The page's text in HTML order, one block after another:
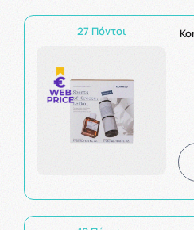
27 Πόντοι